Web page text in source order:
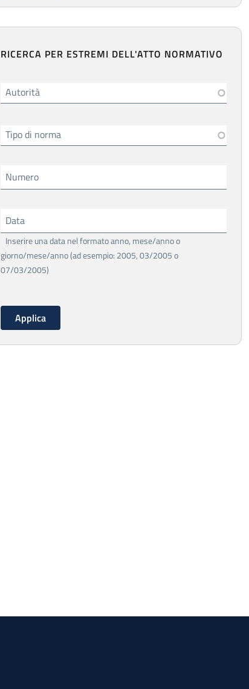
RICERCA PER ESTREMI DELL'ATTO NORMATIVO
Autorità
Tipo di norma
Numero
Data
Inserire una data nel formato anno, mese/anno o
giorno/mese/anno (ad esempio: 2005, 03/2005 o
07/03/2005)